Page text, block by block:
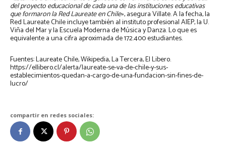
del proyecto educacional de cada una de las instituciones educativas
que formaron la Red Laureate en Chile», asegura Villate. A la fecha, la
Red Laureate Chile incluye también al instituto profesional AIEP, la U.
Viña del Mar y la Escuela Moderna de Música y Danza. Lo que es
equivalente a una cifra aproximada de 172.400 estudiantes.
Fuentes: Laureate Chile, Wikipedia, La Tercera, El Libero.
https://ellibero.cl/alerta/laureate-se-va-de-chile-y-sus-
establecimientos-quedan-a-cargo-de-una-fundacion-sin-fines-de-
lucro/
compartir en redes sociales: